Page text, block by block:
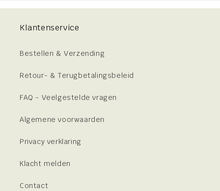
Klantenservice
Bestellen & Verzending
Retour- & Terugbetalingsbeleid
FAQ - Veelgestelde vragen
Algemene voorwaarden
Privacy verklaring
Klacht melden
Contact